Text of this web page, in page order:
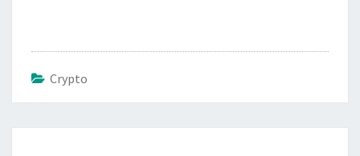
Crypto